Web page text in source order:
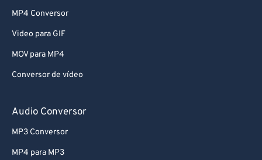
MP4 Conversor
Video para GIF
MOV para MP4
Conversor de vídeo
Audio Conversor
MP3 Conversor
MP4 para MP3